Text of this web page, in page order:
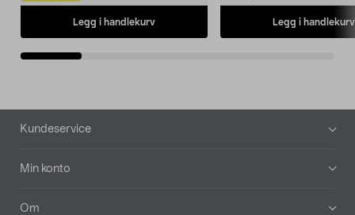
Legg i handlekurv Legg i handlekurv
Bunntekst
Kundeservice
Min konto
Om